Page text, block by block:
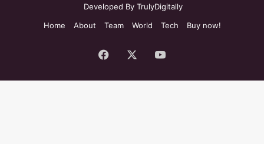
Developed By TrulyDigitally
Home
About Team World Tech Buy now!
Facebook YouTube